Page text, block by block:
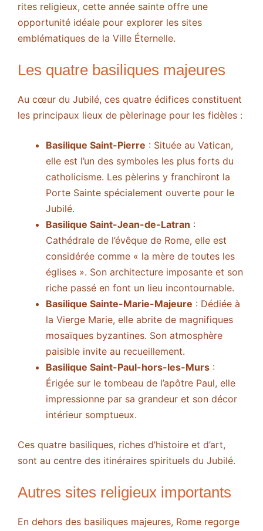
rites religieux, cette année sainte offre une
opportunité idéale pour explorer les sites
emblématiques de la Ville Éternelle.
Les quatre basiliques majeures
Au cœur du Jubilé, ces quatre édifices constituent
les principaux lieux de pèlerinage pour les fidèles :
Basilique Saint-Pierre : Située au Vatican,
elle est l’un des symboles les plus forts du
catholicisme. Les pèlerins y franchiront la
Porte Sainte spécialement ouverte pour le
Jubilé.
Basilique Saint-Jean-de-Latran :
Cathédrale de l’évêque de Rome, elle est
considérée comme « la mère de toutes les
églises ». Son architecture imposante et son
riche passé en font un lieu incontournable.
Basilique Sainte-Marie-Majeure : Dédiée à
la Vierge Marie, elle abrite de magnifiques
mosaïques byzantines. Son atmosphère
paisible invite au recueillement.
Basilique Saint-Paul-hors-les-Murs :
Érigée sur le tombeau de l’apôtre Paul, elle
impressionne par sa grandeur et son décor
intérieur somptueux.
Ces quatre basiliques, riches d’histoire et d’art,
sont au centre des itinéraires spirituels du Jubilé.
Autres sites religieux importants
En dehors des basiliques majeures, Rome regorge